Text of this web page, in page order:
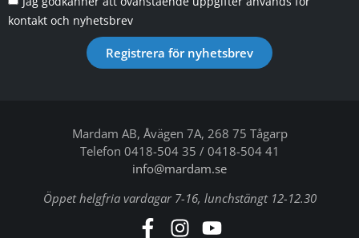
kontakt och nyhetsbrev
Registrera för nyhetsbrev
Mardam AB, Åvägen 7A, 268 75 Tågarp
Telefon 0418-504 35 / 0418-504 41
info@mardam.se
Öppet helgfria vardagar 7-16, lunchstängt 12-12.30